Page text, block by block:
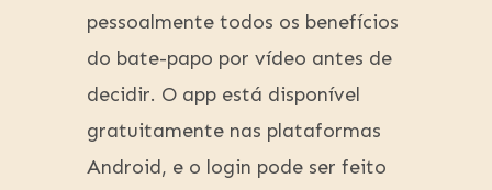
pessoalmente todos os benefícios
do bate-papo por vídeo antes de
decidir. O app está disponível
gratuitamente nas plataformas
Android, e o login pode ser feito